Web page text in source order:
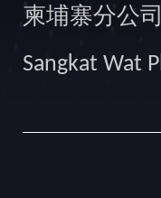
柬埔寨分公
Sangkat Wat